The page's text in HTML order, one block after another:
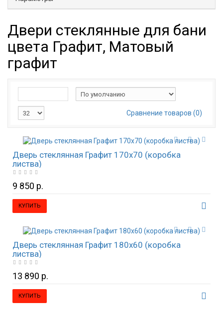
Двери стеклянные для бани
цвета Графит, Матовый
графит
Сравнение товаров (0)
Дверь стеклянная Графит 170х70 (коробка
листва)
9 850 р.
КУПИТЬ
Дверь стеклянная Графит 180х60 (коробка
листва)
13 890 р.
КУПИТЬ